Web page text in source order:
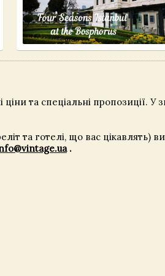
та спеціальні пропозиції.
та готелі, що вас цікавлять)
.